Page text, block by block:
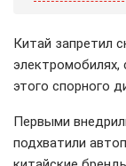
Китай запретил
электромобилях,
этого спорного
Первыми
подхватили